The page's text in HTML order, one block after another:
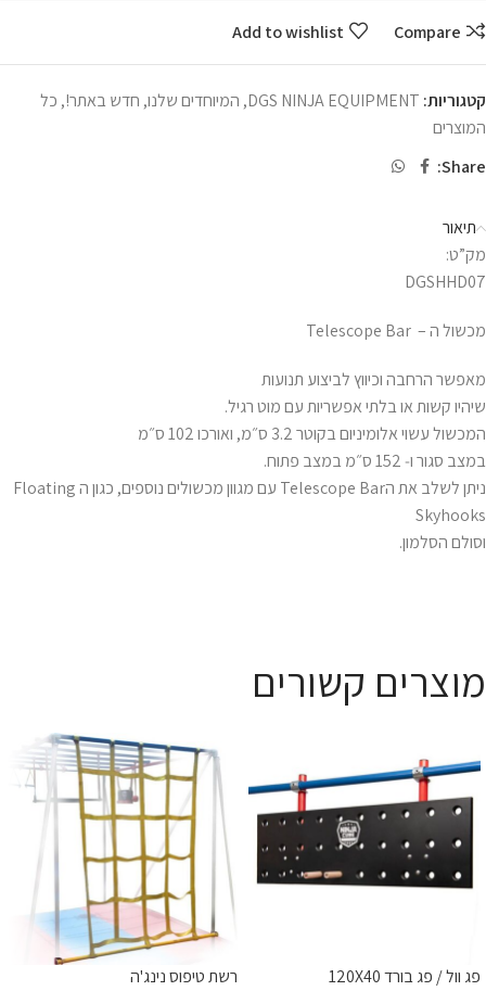
Compare
Add to wishlist
קטגוריות: DGS NINJA EQUIPMENT
, המיוחדים שלנו, חדש באתר!, כל
המוצרים
Share:
תיאור
מק”ט:
DGSHHD07
מכשול ה – Telescope Bar
מאפשר הרחבה וכיווץ לביצוע תנועות
שיהיו קשות או בלתי אפשריות עם מוט רגיל.
המכשול עשוי אלומיניום בקוטר 3.2 ס״מ, ואורכו 102 ס״מ
במצב סגור ו‑ 152 ס״מ במצב פתוח.
ניתן לשלב את הTelescope Bar עם מגוון מכשולים נוספים, כגון ה Floating
Skyhooks
וסולם הסלמון.
מוצרים קשורים
פג וול / פג בורד 120X40
רשת טיפוס נינג'ה